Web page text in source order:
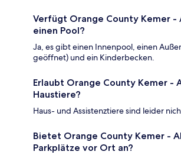
Verfügt Orange County Kemer -
einen Pool?
Ja, es gibt einen Innenpool, einen
geöffnet) und ein Kinderbecken.
Erlaubt Orange County Kemer -
Haustiere?
Haus- und Assistenztiere sind leider
Bietet Orange County Kemer -
Parkplätze vor Ort an?